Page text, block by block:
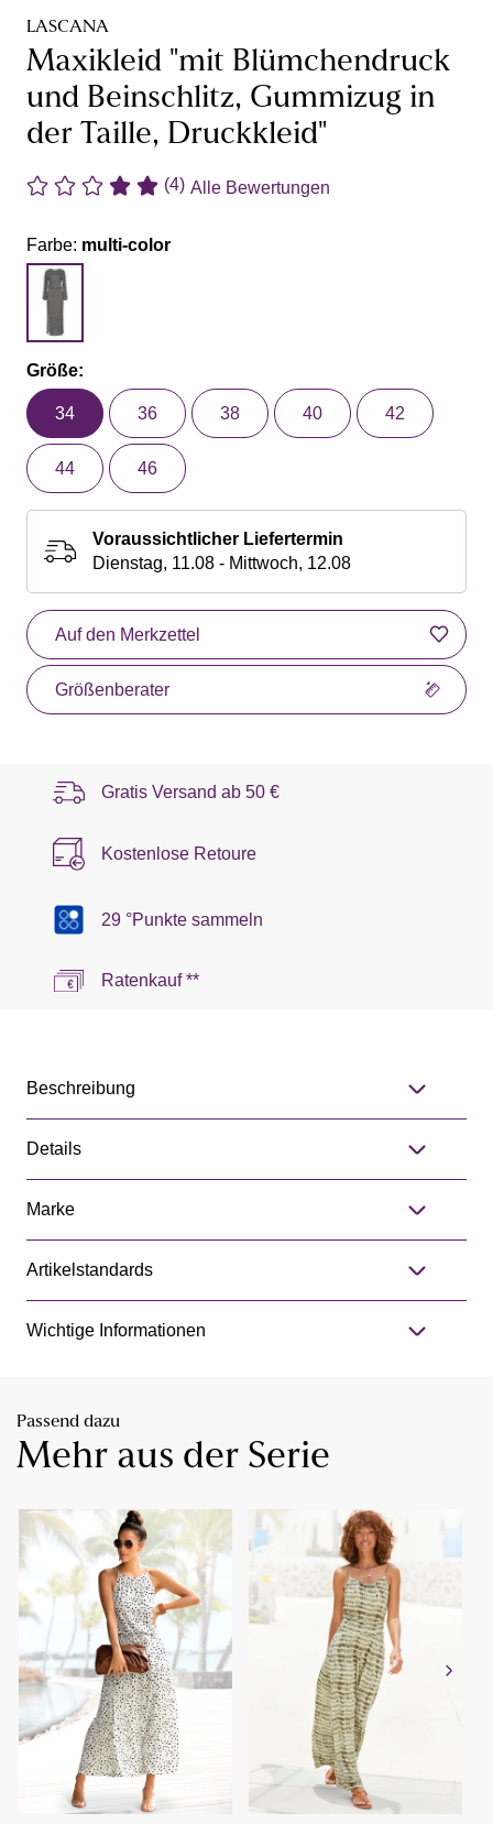
LASCANA
Maxikleid "mit Blümchendruck
und Beinschlitz, Gummizug in
der Taille, Druckkleid"
(4) Alle Bewertungen
Farbe: multi-color
Größe:
34 36 38 40 42
44 46
Voraussichtlicher Liefertermin
Dienstag, 11.08 - Mittwoch, 12.08
Auf den Merkzettel
Größenberater
Gratis Versand ab 50 €
Kostenlose Retoure
29 °Punkte sammeln
Ratenkauf **
Beschreibung
Details
Marke
Artikelstandards
Wichtige Informationen
Passend dazu
Mehr aus der Serie